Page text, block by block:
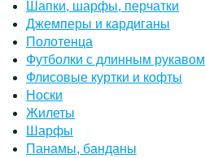
Шапки, шарфы, перчатки
Джемперы и кардиганы
Полотенца
Футболки с длинным рукавом
Флисовые куртки и кофты
Носки
Жилеты
Шарфы
Панамы, банданы